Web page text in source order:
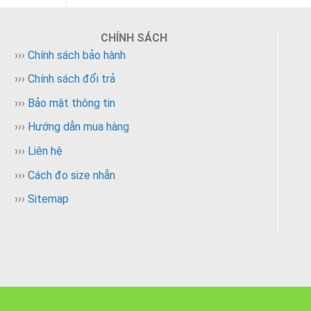
Có
xảo
đấy nhé.
CHÍNH SÁCH
›››Chính sách bảo hành
›››Chính sách đổi trả
››› Bảo mật thông tin
››› Hướng dẫn mua hàng
››› Liên hệ
›››Cách đo size nhẫn
›››Sitemap